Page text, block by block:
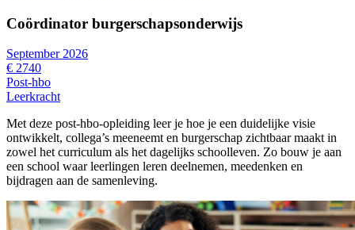
Coördinator burgerschapsonderwijs
September 2026
€ 2740
Post-hbo
Leerkracht
Met deze post-hbo-opleiding leer je hoe je een duidelijke visie
ontwikkelt, collega’s meeneemt en burgerschap zichtbaar maakt in
zowel het curriculum als het dagelijks schoolleven. Zo bouw je aan
een school waar leerlingen leren deelnemen, meedenken en
bijdragen aan de samenleving.